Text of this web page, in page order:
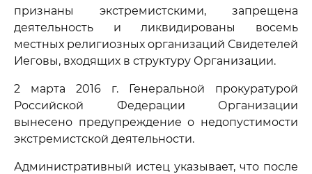
признаны экстремистскими, запрещена
деятельность и ликвидированы восемь
местных религиозных организаций Свидетелей
Иеговы, входящих в структуру Организации.
2 марта 2016 г. Генеральной прокуратурой
Российской Федерации Организации
вынесено предупреждение о недопустимости
экстремистской деятельности.
Административный истец указывает, что после